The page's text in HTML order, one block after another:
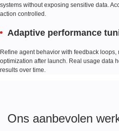
systems without exposing sensitive data.
action controlled.
Adaptive performance
Refine agent behavior with feedback
optimization after launch. Real usage data
results over time.
Ons aanbevolen